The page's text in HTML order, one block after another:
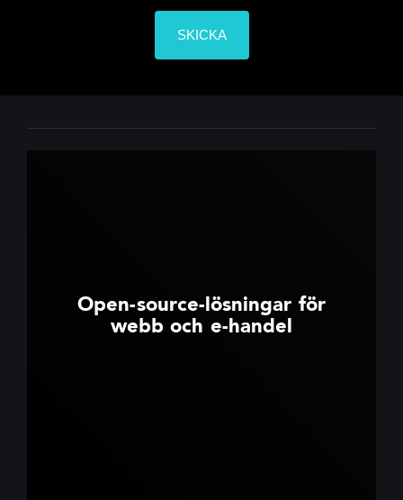
Open-source-lösningar för
webb och e-handel